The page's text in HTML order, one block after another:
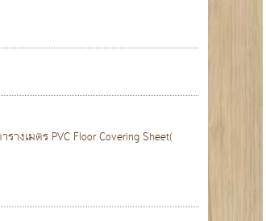
งเมตร PVC Floor Covering Sheet(